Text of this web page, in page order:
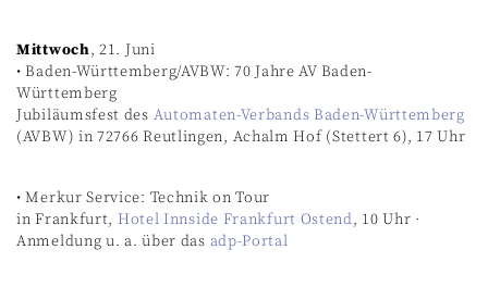
Mittwoch, 21. Juni
• Baden-Württemberg/AVBW: 70 Jahre AV Baden-
Württemberg
Jubiläumsfest des Automaten-Verbands Baden-Württemberg
(AVBW) in 72766 Reutlingen, Achalm Hof (Stettert 6), 17 Uhr
• Merkur Service: Technik on Tour
in Frankfurt, Hotel Innside Frankfurt Ostend, 10 Uhr ·
Anmeldung u. a. über das adp-Portal